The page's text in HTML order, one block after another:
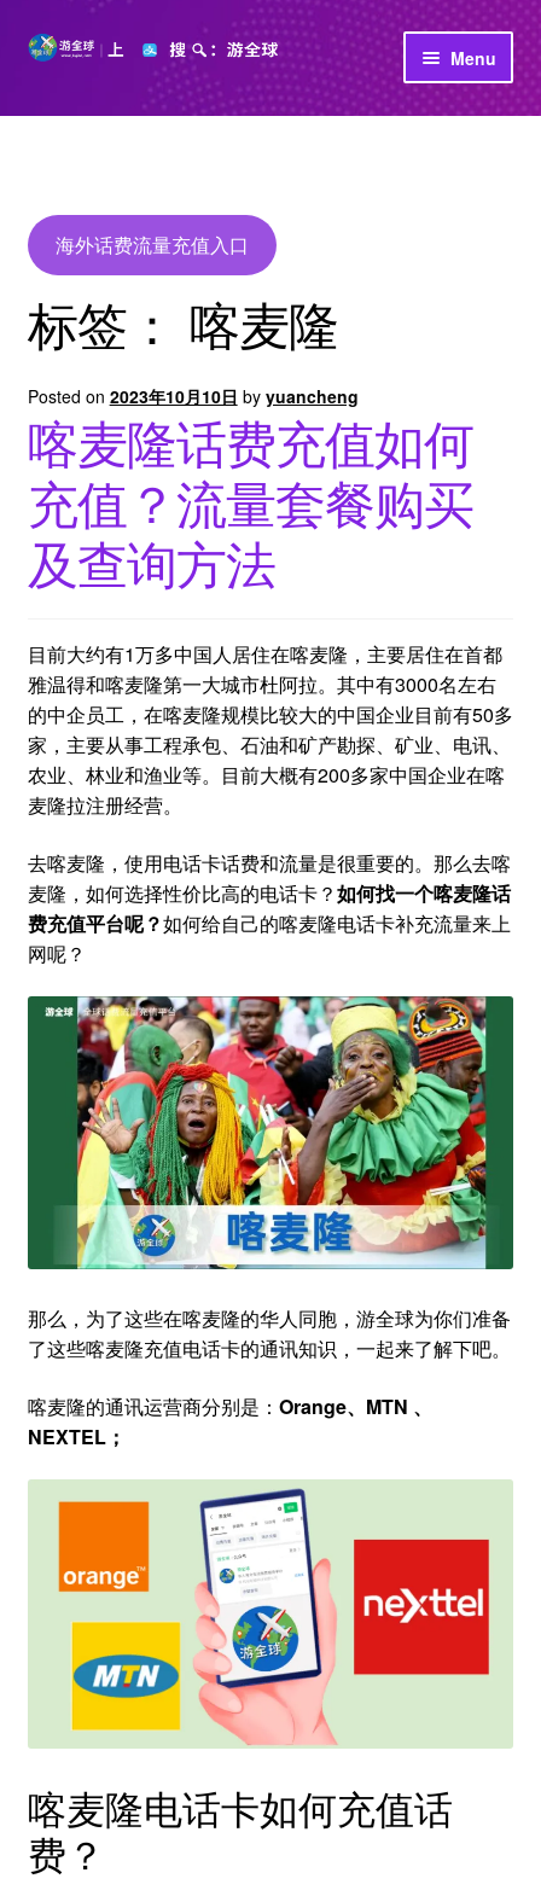
Skip
Skip
Menu
首页
公司介绍
海外话费流量充值入口
标签： 喀麦隆
Posted on 2023年10月10日 by yuancheng
喀麦隆话费充值如何
充值？流量套餐购买
及查询方法
目前大约有1万多中国人居住在喀麦隆，主要居住在首都
雅温得和喀麦隆第一大城市杜阿拉。其中有3000名左右
的中企员工，在喀麦隆规模比较大的中国企业目前有50多
家，主要从事工程承包、石油和矿产勘探、矿业、电讯、
农业、林业和渔业等。目前大概有200多家中国企业在喀
麦隆拉注册经营。
去喀麦隆，使用电话卡话费和流量是很重要的。那么去喀
麦隆，如何选择性价比高的电话卡？如何找一个喀麦隆话
费充值平台呢？如何给自己的喀麦隆电话卡补充流量来上
网呢？
那么，为了这些在喀麦隆的华人同胞，游全球为你们准备
了这些喀麦隆充值电话卡的通讯知识，一起来了解下吧。
喀麦隆的通讯运营商分别是： Orange、MTN 、
NEXTEL；
喀麦隆电话卡如何充值话
费？